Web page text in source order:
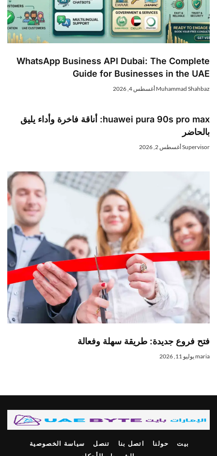
WhatsApp Business API Dubai: The Complete
Guide for Businesses in the UAE
Muhammad Shahbaz أغسطس 4, 2026
huawei pura 90s pro max: أناقة فاخرة وأداء يليق
بالحاضر
Supervisorأغسطس 2, 2026
فتح فروع جديدة: طريقة سهلة وفعالة
mariaيوليو 11, 2026
بيت حولنا اتصل بنا تنصل
سياسة الخصوصية